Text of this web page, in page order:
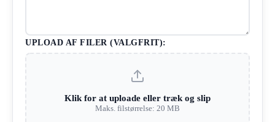
UPLOAD AF FILER (VALGFRIT):
Klik for at uploade eller træk og slip
Maks. filstørrelse: 20 MB